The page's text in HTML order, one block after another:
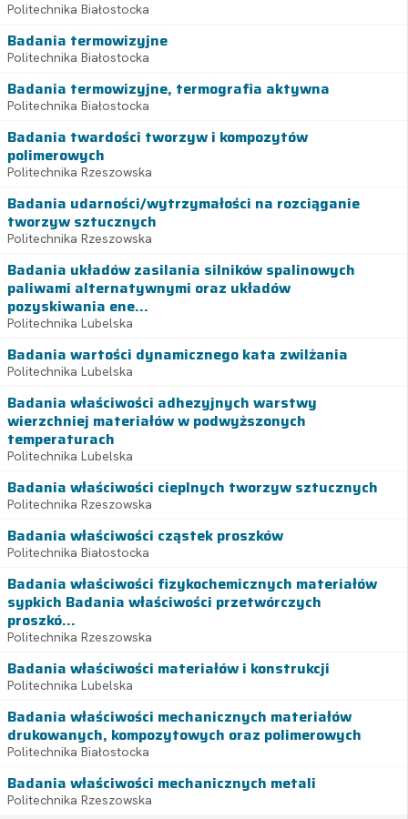
Politechnika Białostocka
Badania termowizyjne
Politechnika Białostocka
Badania termowizyjne, termografia aktywna
Politechnika Białostocka
Badania twardości tworzyw i kompozytów
polimerowych
Politechnika Rzeszowska
Badania udarności/wytrzymałości na rozciąganie
tworzyw sztucznych
Politechnika Rzeszowska
Badania układów zasilania silników spalinowych
paliwami alternatywnymi oraz układów
pozyskiwania ene...
Politechnika Lubelska
Badania wartości dynamicznego kata zwilżania
Politechnika Lubelska
Badania właściwości adhezyjnych warstwy
wierzchniej materiałów w podwyższonych
temperaturach
Politechnika Lubelska
Badania właściwości cieplnych tworzyw sztucznych
Politechnika Rzeszowska
Badania właściwości cząstek proszków
Politechnika Białostocka
Badania właściwości fizykochemicznych materiałów
sypkich Badania właściwości przetwórczych
proszkó...
Politechnika Rzeszowska
Badania właściwości materiałów i konstrukcji
Politechnika Lubelska
Badania właściwości mechanicznych materiałów
drukowanych, kompozytowych oraz polimerowych
Politechnika Białostocka
Badania właściwości mechanicznych metali
Politechnika Rzeszowska